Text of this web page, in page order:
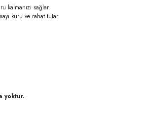
kalmanızı sağlar.
kuru ve rahat tutar.
yoktur.